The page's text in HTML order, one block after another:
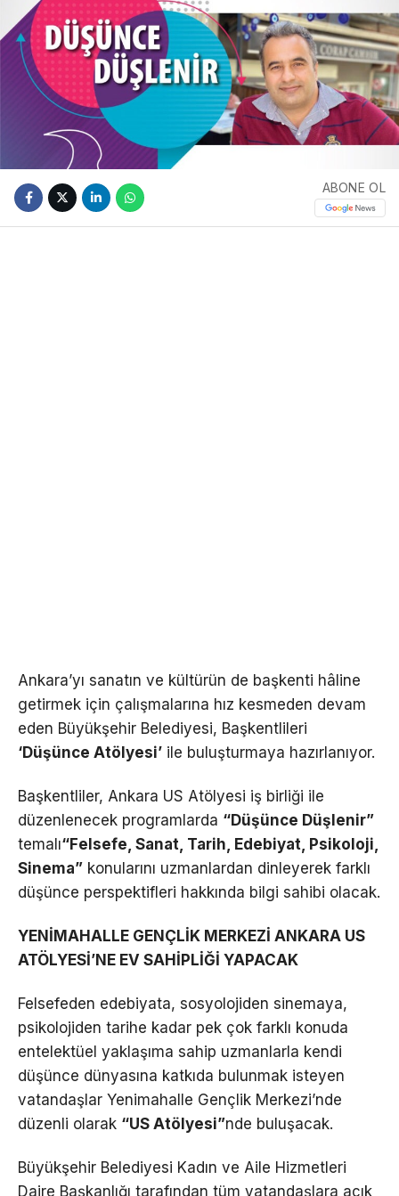
ABONE OL
Ankara’yı sanatın ve kültürün de başkenti hâline
getirmek için çalışmalarına hız kesmeden devam
eden Büyükşehir Belediyesi, Başkentlileri
‘Düşünce Atölyesi’ ile buluşturmaya hazırlanıyor.
Başkentliler, Ankara US Atölyesi iş birliği ile
düzenlenecek programlarda “Düşünce Düşlenir”
temalı“Felsefe, Sanat, Tarih, Edebiyat, Psikoloji,
Sinema” konularını uzmanlardan dinleyerek farklı
düşünce perspektifleri hakkında bilgi sahibi olacak.
YENİMAHALLE GENÇLİK MERKEZİ ANKARA US
ATÖLYESİ’NE EV SAHİPLİĞİ YAPACAK
Felsefeden edebiyata, sosyolojiden sinemaya,
psikolojiden tarihe kadar pek çok farklı konuda
entelektüel yaklaşıma sahip uzmanlarla kendi
düşünce dünyasına katkıda bulunmak isteyen
vatandaşlar Yenimahalle Gençlik Merkezi’nde
düzenli olarak “US Atölyesi”nde buluşacak.
Büyükşehir Belediyesi Kadın ve Aile Hizmetleri
Daire Başkanlığı tarafından tüm vatandaşlara açık